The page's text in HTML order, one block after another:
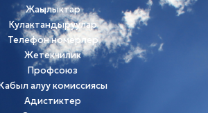
Жаңылыктар
Кулактандыруулар
Телефон номерлер
Жетекчилик
Профсоюз
алуу комиссиясы
Адистиктер